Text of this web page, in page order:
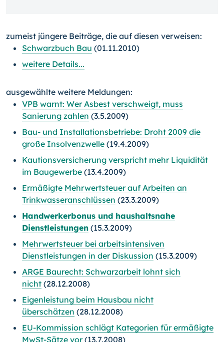
zumeist jüngere Beiträge, die auf diesen verweisen:
Schwarzbuch Bau (01.11.2010)
weitere Details...
ausgewählte weitere Meldungen:
VPB warnt: Wer Asbest verschweigt, muss
Sanierung zahlen (3.5.2009)
Bau- und Installationsbetriebe: Droht 2009 die
große Insolvenzwelle (19.4.2009)
Kautionsversicherung verspricht mehr Liquidität
im Baugewerbe (13.4.2009)
Ermäßigte Mehrwertsteuer auf Arbeiten an
Trinkwasseranschlüssen (23.3.2009)
Handwerkerbonus und haushaltsnahe
Dienstleistungen (15.3.2009)
Mehrwertsteuer bei arbeitsintensiven
Dienstleistungen in der Diskussion (15.3.2009)
ARGE Baurecht: Schwarzarbeit lohnt sich
nicht (28.12.2008)
Eigenleistung beim Hausbau nicht
überschätzen (28.12.2008)
EU-Kommission schlägt Kategorien für ermäßigte
MwSt-Sätze vor(13.7.2008)